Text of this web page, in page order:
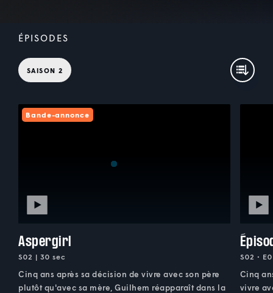
ÉPISODES
SAISON 2
Bande-annonce
Aspergirl
S02 | 30 sec
Cinq ans après sa décision de vivre avec son père
plutôt qu'avec sa mère, Guilhem réapparaît dans la
S02 •
Cinq
vivre